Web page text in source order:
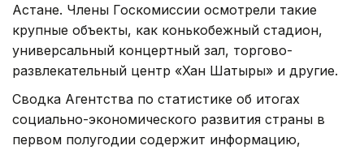
Астане. Члены Госкомиссии осмотрели такие
крупные объекты, как конькобежный стадион,
универсальный концертный зал, торгово-
развлекательный центр «Хан Шатыры» и другие.
Сводка Агентства по статистике об итогах
социально-экономического развития страны в
первом полугодии содержит информацию,